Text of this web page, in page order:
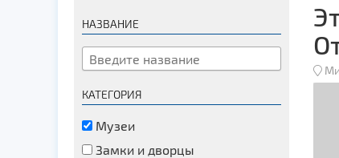
НАЗВАНИЕ
КАТЕГОРИЯ
Музеи
Замки и дворцы